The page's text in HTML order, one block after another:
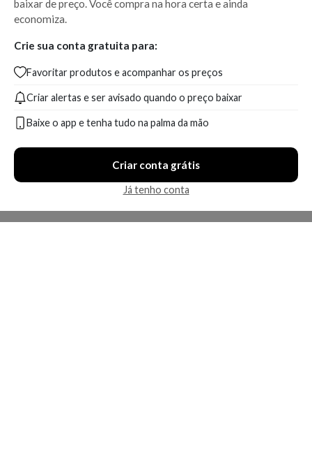
baixar de preço. Você compra na hora certa e ainda
economiza.
Crie sua conta gratuita para:
Favoritar produtos e acompanhar os preços
Criar alertas e ser avisado quando o preço baixar
Baixe o app e tenha tudo na palma da mão
Criar conta grátis
Já tenho conta